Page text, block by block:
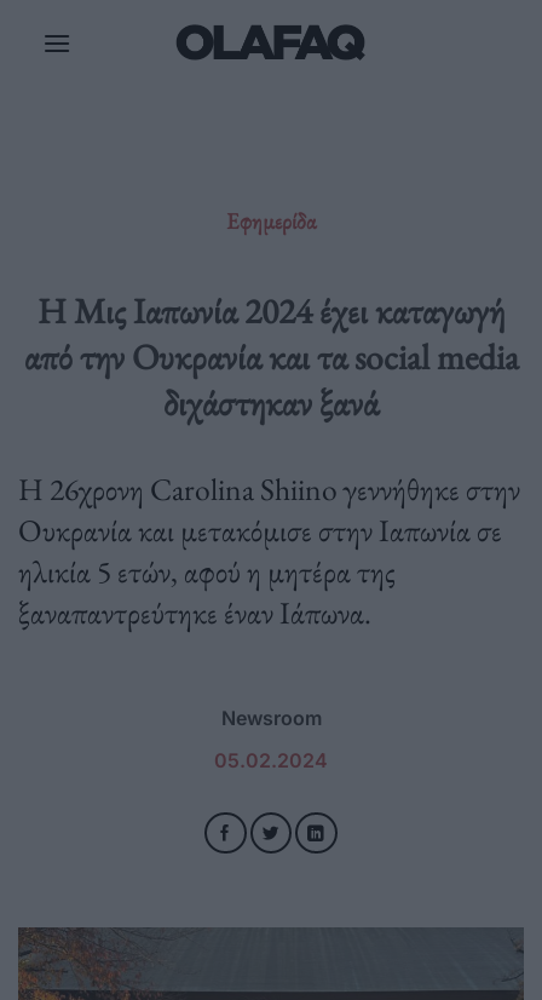
Εφημερίδα
H Μις Ιαπωνία 2024 έχει καταγωγή
από την Ουκρανία και τα social media
διχάστηκαν ξανά
Η 26χρονη Carolina Shiino γεννήθηκε στην
Ουκρανία και μετακόμισε στην Ιαπωνία σε
ηλικία 5 ετών, αφού η μητέρα της
ξαναπαντρεύτηκε έναν Ιάπωνα.
Newsroom
05.02.2024